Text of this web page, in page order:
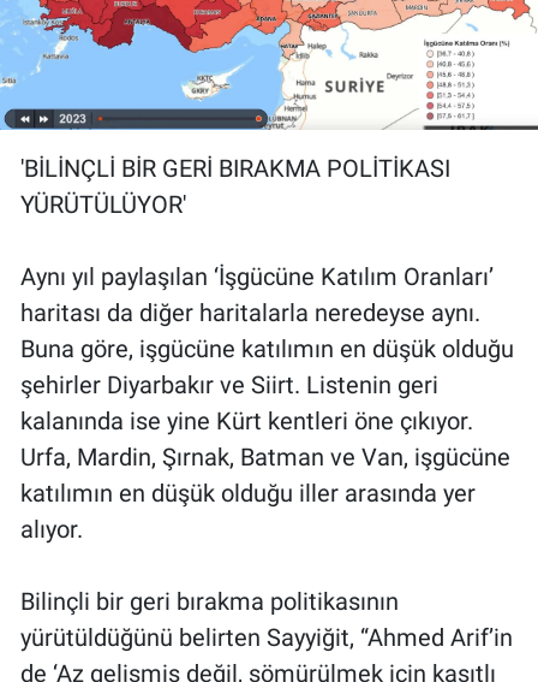
'BİLİNÇLİ BİR GERİ BIRAKMA POLİTİKASI
YÜRÜTÜLÜYOR'
Aynı yıl paylaşılan ‘İşgücüne Katılım Oranları’
haritası da diğer haritalarla neredeyse aynı.
Buna göre, işgücüne katılımın en düşük olduğu
şehirler Diyarbakır ve Siirt. Listenin geri
kalanında ise yine Kürt kentleri öne çıkıyor.
Urfa, Mardin, Şırnak, Batman ve Van, işgücüne
katılımın en düşük olduğu iller arasında yer
alıyor.
Bilinçli bir geri bırakma politikasının
yürütüldüğünü belirten Sayyiğit, “Ahmed Arif’in
de ‘Az gelişmiş değil, sömürülmek için kasıtlı